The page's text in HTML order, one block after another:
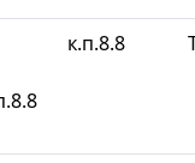
к.п.8.8